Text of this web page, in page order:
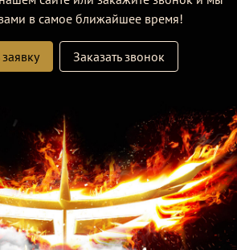
в самое ближайшее время!
Заказать звонок